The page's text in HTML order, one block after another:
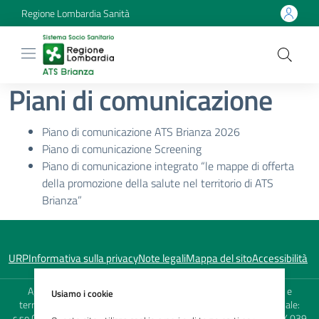
Regione Lombardia Sanità
Piani di comunicazione
Piano di comunicazione ATS Brianza 2026
Piano di comunicazione Screening
Piano di comunicazione integrato “le mappe di offerta
della promozione della salute nel territorio di ATS
Brianza”
URPInformativa sulla privacyNote legaliMappa del sitoAccessibilità
Agenzia di Tutela della Salute (ATS) della Brianza - Sede Legale e
territoriale: viale Elvezia, 2 - 20900 Monza (MB) - Sede territoriale:
Usiamo i cookie